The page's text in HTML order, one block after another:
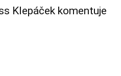
Klepáček komentuje